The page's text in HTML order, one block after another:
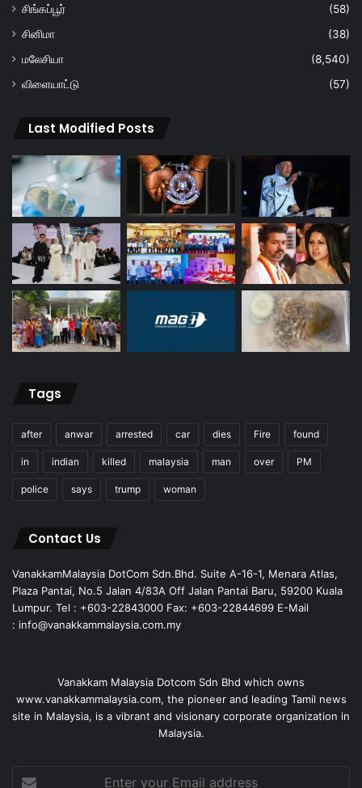
சிங்கப்பூர்
(58)
சினிமா
(38)
மலேசியா
(8,540)
விளையாட்டு
(57)
Last Modified Posts
Tags
after anwar arrested car dies Fire found
in indian killed malaysia man over PM
police says trump woman
Contact Us
VanakkamMalaysia DotCom Sdn.Bhd. Suite A-16-1, Menara Atlas,
Plaza Pantai, No.5 Jalan 4/83A Off Jalan Pantai Baru, 59200 Kuala
Lumpur. Tel : +603-22843000 Fax: +603-22844699 E-Mail
: info@vanakkammalaysia.com.my
Vanakkam Malaysia Dotcom Sdn Bhd which owns
www.vanakkammalaysia.com, the pioneer and leading Tamil news
site in Malaysia, is a vibrant and visionary corporate organization in
Malaysia.